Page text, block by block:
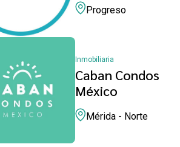
Progreso
Inmobiliaria
Caban Condos
México
Mérida - Norte